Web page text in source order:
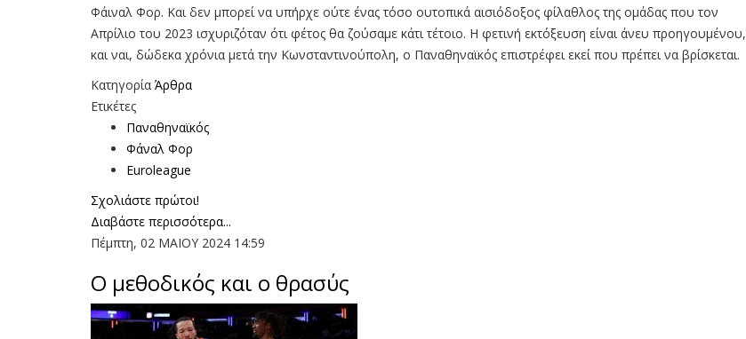
Φάιναλ Φορ. Και δεν μπορεί να υπήρχε ούτε ένας τόσο ουτοπικά αισιόδοξος φίλαθλος της ομάδας που τον
Απρίλιο του 2023 ισχυριζόταν ότι φέτος θα ζούσαμε κάτι τέτοιο. Η φετινή εκτόξευση είναι άνευ προηγουμένου,
και ναι, δώδεκα χρόνια μετά την Κωνσταντινούπολη, ο Παναθηναϊκός επιστρέφει εκεί που πρέπει να βρίσκεται.
Κατηγορία Άρθρα
Ετικέτες
Παναθηναϊκός
Φάναλ Φορ
Euroleague
Σχολιάστε πρώτοι!
Διαβάστε περισσότερα...
Πέμπτη, 02 ΜΑΙΟΥ 2024 14:59
Ο μεθοδικός και ο θρασύς